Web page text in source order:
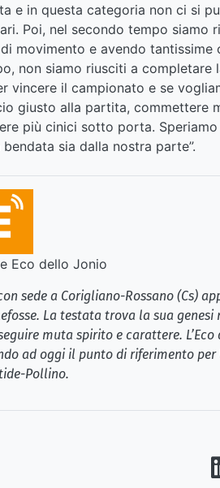
e in questa categoria non ci si
Poi, nel secondo tempo siamo
movimento e avendo tantissime
non siamo riusciti a completare
vincere il campionato e se
giusto alla partita, commettere
più cinici sotto porta.
sia dalla nostra parte”.
Eco dello Jonio
sede a Corigliano-Rossano (Cs)
La testata trova la sua genesi
muta spirito e carattere.
ad oggi il punto di riferimento per
Pollino.